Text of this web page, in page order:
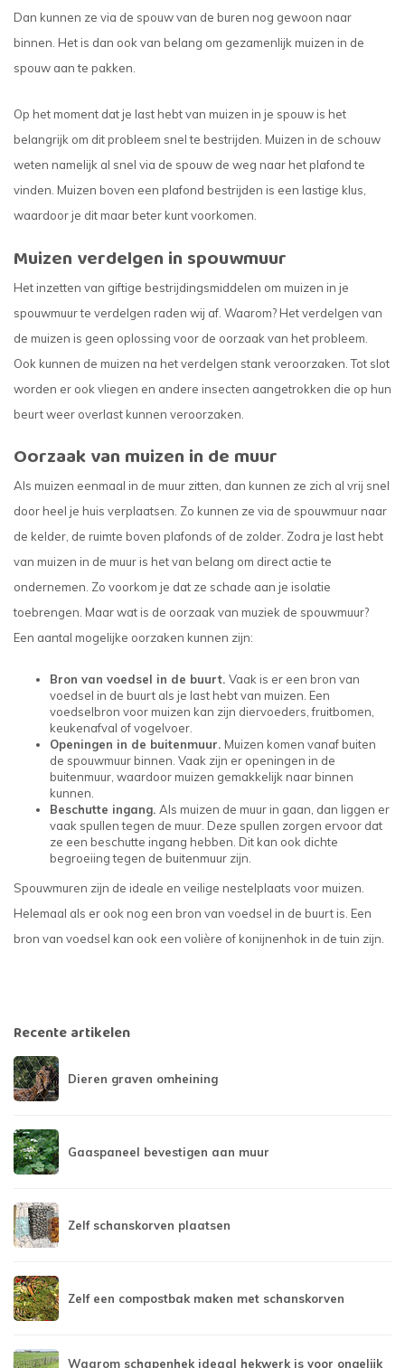
Dan kunnen ze via de spouw van de buren nog gewoon naar
binnen. Het is dan ook van belang om gezamenlijk muizen in de
spouw aan te pakken.
Op het moment dat je last hebt van muizen in je spouw is het
belangrijk om dit probleem snel te bestrijden. Muizen in de schouw
weten namelijk al snel via de spouw de weg naar het plafond te
vinden. Muizen boven een plafond bestrijden is een lastige klus,
waardoor je dit maar beter kunt voorkomen.
Muizen verdelgen in spouwmuur
Het inzetten van giftige bestrijdingsmiddelen om muizen in je
spouwmuur te verdelgen raden wij af. Waarom? Het verdelgen van
de muizen is geen oplossing voor de oorzaak van het probleem.
Ook kunnen de muizen na het verdelgen stank veroorzaken. Tot slot
worden er ook vliegen en andere insecten aangetrokken die op hun
beurt weer overlast kunnen veroorzaken.
Oorzaak van muizen in de muur
Als muizen eenmaal in de muur zitten, dan kunnen ze zich al vrij snel
door heel je huis verplaatsen. Zo kunnen ze via de spouwmuur naar
de kelder, de ruimte boven plafonds of de zolder. Zodra je last hebt
van muizen in de muur is het van belang om direct actie te
ondernemen. Zo voorkom je dat ze schade aan je isolatie
toebrengen. Maar wat is de oorzaak van muziek de spouwmuur?
Een aantal mogelijke oorzaken kunnen zijn:
Bron van voedsel in de buurt. Vaak is er een bron van
voedsel in de buurt als je last hebt van muizen. Een
voedselbron voor muizen kan zijn diervoeders, fruitbomen,
keukenafval of vogelvoer.
Openingen in de buitenmuur. Muizen komen vanaf buiten
de spouwmuur binnen. Vaak zijn er openingen in de
buitenmuur, waardoor muizen gemakkelijk naar binnen
kunnen.
Beschutte ingang. Als muizen de muur in gaan, dan liggen er
vaak spullen tegen de muur. Deze spullen zorgen ervoor dat
ze een beschutte ingang hebben. Dit kan ook dichte
begroeiing tegen de buitenmuur zijn.
Spouwmuren zijn de ideale en veilige nestelplaats voor muizen.
Helemaal als er ook nog een bron van voedsel in de buurt is. Een
bron van voedsel kan ook een volière of konijnenhok in de tuin zijn.
Recente artikelen
Dieren graven omheining
Gaaspaneel bevestigen aan muur
Zelf schanskorven plaatsen
Zelf een compostbak maken met schanskorven
Waarom schapenhek ideaal hekwerk is voor ongelijk